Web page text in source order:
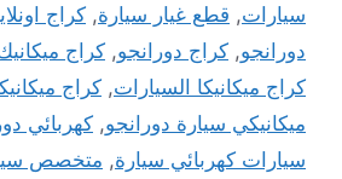
سيارات, قطع غيار سيارة, كراج
دورانجو, كراج دورانجو, كراج
كراج ميكانيكا السيارات, كراج
ميكانيكي سيارة دورانجو, كهربائي
سيارات كهربائي سيارة, متخصص